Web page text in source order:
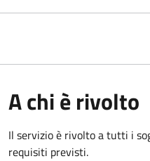
A chi è rivolto
Il servizio è rivolto a tutti i
requisiti previsti.